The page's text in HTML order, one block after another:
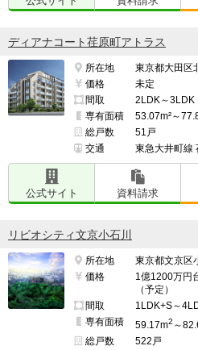
ディアナコート荏原町アトラス
所在地
東京都大田区
価格
未定
間取
2LDK～3LDK
専有面積
53.07m²～
総戸数
51戸
交通
東急大井町線
公式サイト 資料請求
リビオシティ文京小石川
所在地
東京都文京区
価格
1億1200万円
（予定）
間取
1LDK+S～
専有面積
59.17m2 ～
総戸数
522戸